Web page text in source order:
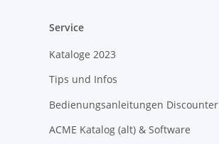
Service
Kataloge 2023
Tips und Infos
Bedienungsanleitungen Discounter
ACME Katalog (alt) & Software